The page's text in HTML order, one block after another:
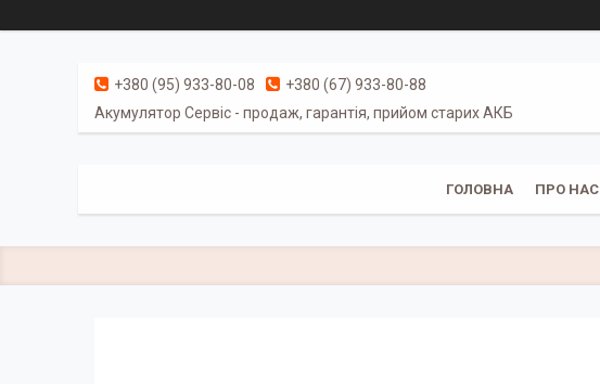
+380 (95) 933-80-08
+380 (67) 933-80-88
Акумулятор Сервіс - продаж, гарантія, прийом старих АКБ
ГОЛОВНА ПРО НАС